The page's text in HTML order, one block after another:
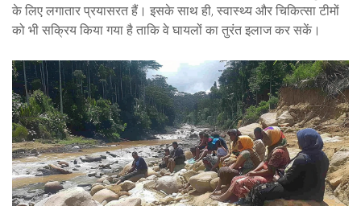
के लिए लगातार प्रयासरत हैं। इसके साथ ही, स्वास्थ्य और चिकित्सा टीमों
को भी सक्रिय किया गया है ताकि वे घायलों का तुरंत इलाज कर सकें।